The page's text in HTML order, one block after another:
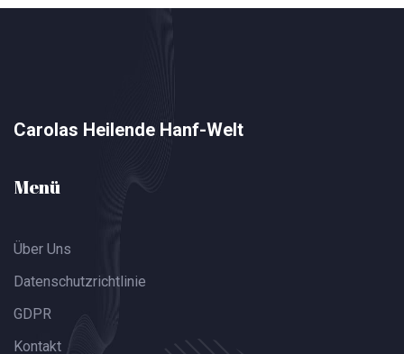
Carolas Heilende Hanf-Welt
Menü
Über Uns
Datenschutzrichtlinie
GDPR
Kontakt